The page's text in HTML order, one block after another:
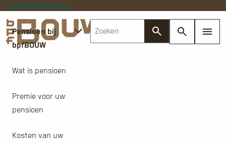
DeelnemerWerkgever
Pensioen bij
bpfBOUW
Wat is pensioen
Premie voor uw
pensioen
Kosten van uw